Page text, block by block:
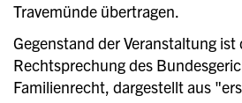
Travemünde übertragen.
Gegenstand der Veranstaltung ist
Rechtsprechung des
Familienrecht, dargestellt aus